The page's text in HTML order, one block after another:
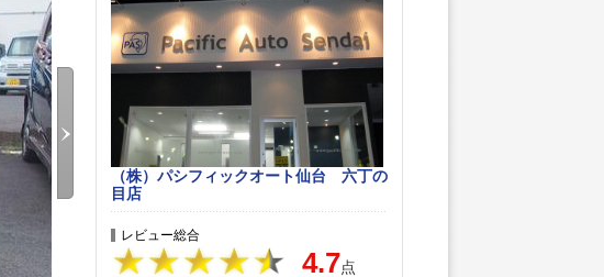
（株）パシフィックオート仙台 六丁の
目店
レビュー総合
4.7点